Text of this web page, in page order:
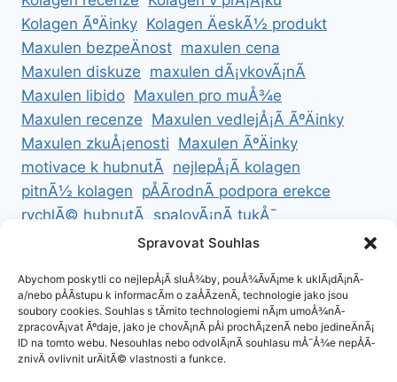
Kolagen ÃºÄinky Kolagen ÄeskÃ½ produkt
Maxulen bezpeÄnost maxulen cena
Maxulen diskuze maxulen dÃ¡vkovÃ¡nÃ­
Maxulen libido Maxulen pro muÅ¾e
Maxulen recenze Maxulen vedlejÅ¡Ã­ ÃºÄinky
Maxulen zkuÅ¡enosti Maxulen ÃºÄinky
motivace k hubnutÃ­ nejlepÅ¡Ã­ kolagen
pitnÃ½ kolagen pÅÃ­rodnÃ­ podpora erekce
rychlÃ© hubnutÃ­ spalovÃ¡nÃ­ tukÅ¯
ZdravÃ© hubnutÃ­ ZdravÃ© recepty na hubnutÃ­
ZÃ¡sady cookies (EU)
Spravovat Souhlas
Abychom poskytli co nejlepÅ¡Ã­ sluÅ¾by, pouÅ¾Ã­vÃ¡me k uklÃ¡dÃ¡nÃ­
a/nebo pÅÃ­stupu k informacÃ­m o zaÅÃ­zenÃ­, technologie jako jsou
soubory cookies. Souhlas s tÄmito technologiemi nÃ¡m umoÅ¾nÃ­
zpracovÃ¡vat Ãºdaje, jako je chovÃ¡nÃ­ pÅi prochÃ¡zenÃ­ nebo jedineÄnÃ¡
ID na tomto webu. Nesouhlas nebo odvolÃ¡nÃ­ souhlasu mÅ¯Å¾e nepÅÃ­
znivÄ ovlivnit urÄitÃ© vlastnosti a funkce.